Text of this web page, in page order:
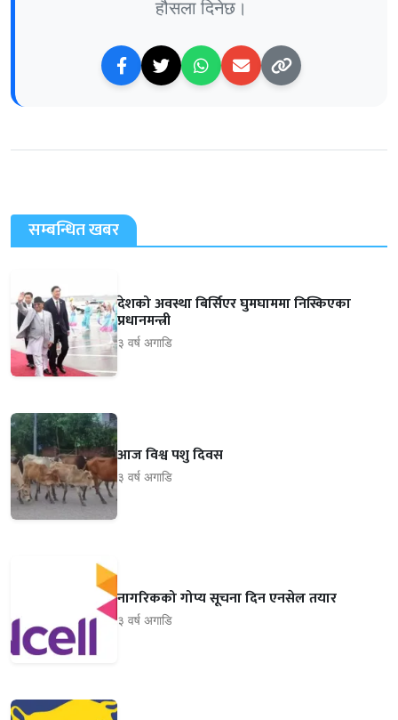
हौसला दिनेछ।
सम्बन्धित खबर
देशको अवस्था बिर्सिएर घुमघाममा निस्किएका
प्रधानमन्त्री
३ वर्ष अगाडि
आज विश्व पशु दिवस
३ वर्ष अगाडि
नागरिकको गोप्य सूचना दिन एनसेल तयार
३ वर्ष अगाडि